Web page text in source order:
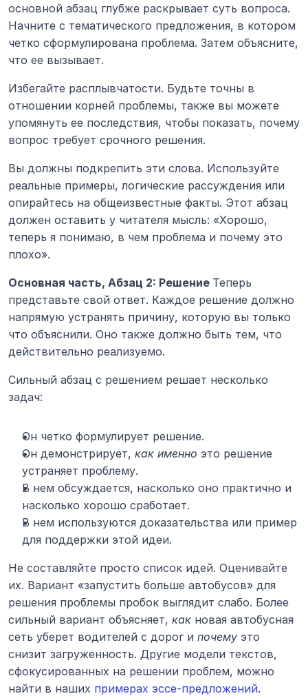
основной абзац глубже раскрывает суть вопроса.
Начните с тематического предложения, в котором
четко сформулирована проблема. Затем объясните,
что ее вызывает.
Избегайте расплывчатости. Будьте точны в
отношении корней проблемы, также вы можете
упомянуть ее последствия, чтобы показать, почему
вопрос требует срочного решения.
Вы должны подкрепить эти слова. Используйте
реальные примеры, логические рассуждения или
опирайтесь на общеизвестные факты. Этот абзац
должен оставить у читателя мысль: «Хорошо,
теперь я понимаю, в чем проблема и почему это
плохо».
Основная часть, Абзац 2: Решение Теперь
представьте свой ответ. Каждое решение должно
напрямую устранять причину, которую вы только
что объяснили. Оно также должно быть тем, что
действительно реализуемо.
Сильный абзац с решением решает несколько
задач:
Он четко формулирует решение.
Он демонстрирует, как именно это решение
устраняет проблему.
В нем обсуждается, насколько оно практично и
насколько хорошо сработает.
В нем используются доказательства или пример
для поддержки этой идеи.
Не составляйте просто список идей. Оценивайте
их. Вариант «запустить больше автобусов» для
решения проблемы пробок выглядит слабо. Более
сильный вариант объясняет, как новая автобусная
сеть уберет водителей с дорог и почему это
снизит загруженность. Другие модели текстов,
сфокусированных на решении проблем, можно
найти в наших примерах эссе-предложений.